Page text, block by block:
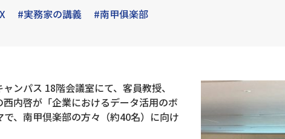
#実務家の講義 #南甲俱楽部
ンパス 18階会議室にて、客員教授、
内啓が「企業におけるデータ活用のボ
、南甲倶楽部の方々（約40名）に向け